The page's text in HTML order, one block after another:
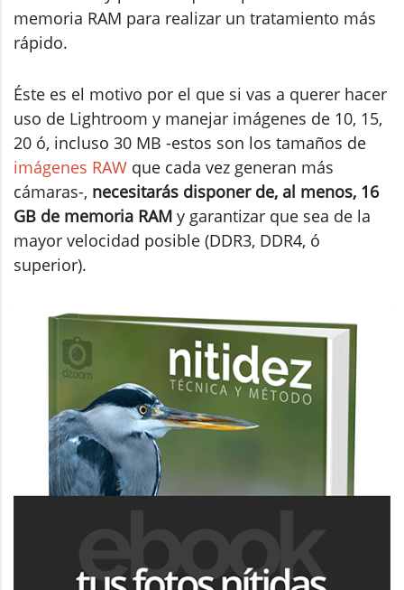
memoria RAM para realizar un tratamiento más
rápido.
Éste es el motivo por el que si vas a querer hacer
uso de Lightroom y manejar imágenes de 10, 15,
20 ó, incluso 30 MB -estos son los tamaños de
imágenes RAW que cada vez generan más
cámaras-, necesitarás disponer de, al menos, 16
GB de memoria RAM y garantizar que sea de la
mayor velocidad posible (DDR3, DDR4, ó
superior).